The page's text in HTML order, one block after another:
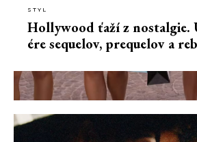
STYL
Hollywood ťaží z nostalgie.
ére sequelov, prequelov a